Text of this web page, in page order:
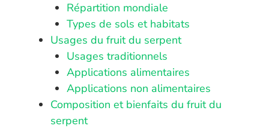
Répartition mondiale
Types de sols et habitats
Usages du fruit du serpent
Usages traditionnels
Applications alimentaires
Applications non alimentaires
Composition et bienfaits du fruit du
serpent